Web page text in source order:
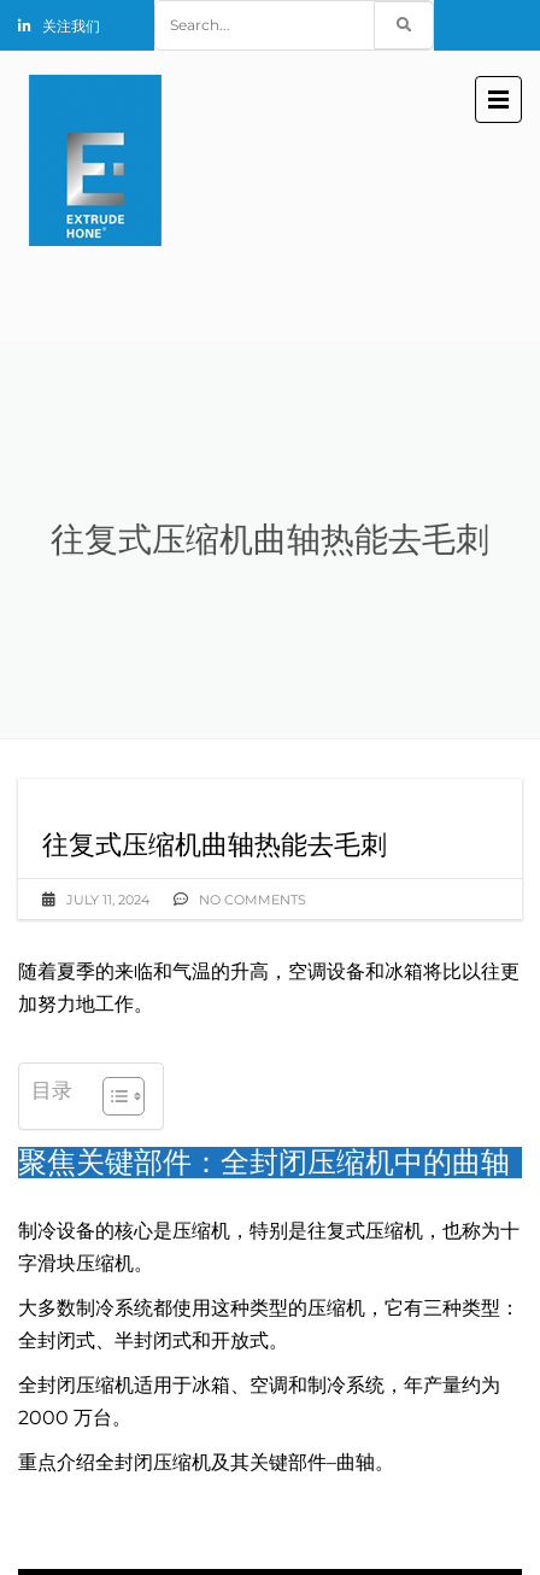
关注我们
for:
往复式压缩机曲轴热能去毛刺
往复式压缩机曲轴热能去毛刺
JULY 11, 2024 NO COMMENTS
随着夏季的来临和气温的升高，空调设备和冰箱将比以往更
加努力地工作。
目录
聚焦关键部件：全封闭压缩机中的曲轴
制冷设备的核心是压缩机，特别是往复式压缩机，也称为十
字滑块压缩机。
大多数制冷系统都使用这种类型的压缩机，它有三种类型：
全封闭式、半封闭式和开放式。
全封闭压缩机适用于冰箱、空调和制冷系统，年产量约为
2000 万台。
重点介绍全封闭压缩机及其关键部件–曲轴。